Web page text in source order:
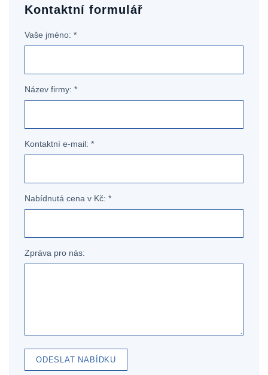
Kontaktní formulář
Vaše jméno: *
Název firmy: *
Kontaktní e-mail: *
Nabídnutá cena v Kč: *
Zpráva pro nás:
ODESLAT NABÍDKU